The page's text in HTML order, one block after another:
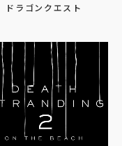
ドラゴンクエスト